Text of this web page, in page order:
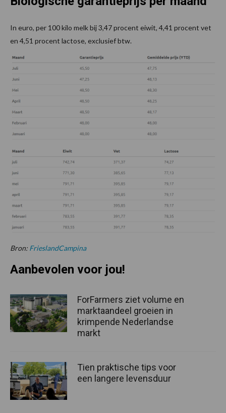
In euro, per 100 kilo melk bij 3,47 procent eiwit, 4,41 procent vet
en 4,51 procent lactose, exclusief btw.
Bron: FrieslandCampina
Aanbevolen voor jou!
ForFarmers ziet volume en
marktaandeel groeien in
krimpende Nederlandse
markt
Tien praktische tips voor
een langere levensduur